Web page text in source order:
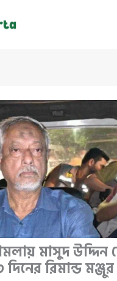
মাসুদ উদ্দিন
রিমান্ড মঞ্জুর